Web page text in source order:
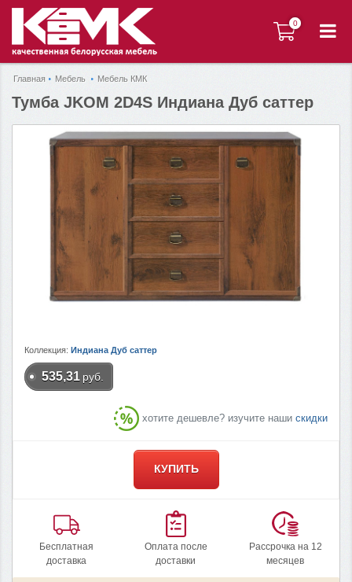
0
0
Главная Мебель Мебель КМК
Тумба JKOM 2D4S Индиана Дуб саттер
Коллекция: Индиана Дуб саттер
535,31 руб.
хотите дешевле? изучите наши скидки
КУПИТЬ
Бесплатная
доставка
Оплата после
доставки
Рассрочка на 12
месяцев